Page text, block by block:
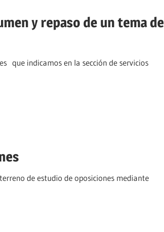
y repaso de un tema de
que indicamos en la sección de servicios
de estudio de oposiciones mediante